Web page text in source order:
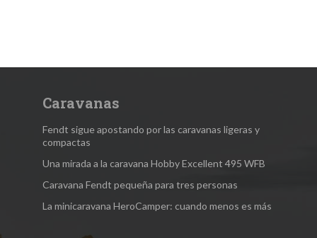
Caravanas
Fendt sigue apostando por las caravanas ligeras y
compactas
Una mirada a la caravana Hobby Excellent 495 WFB
Caravana Fendt pequeña para tres personas
La minicaravana HeroCamper: cuando menos es más